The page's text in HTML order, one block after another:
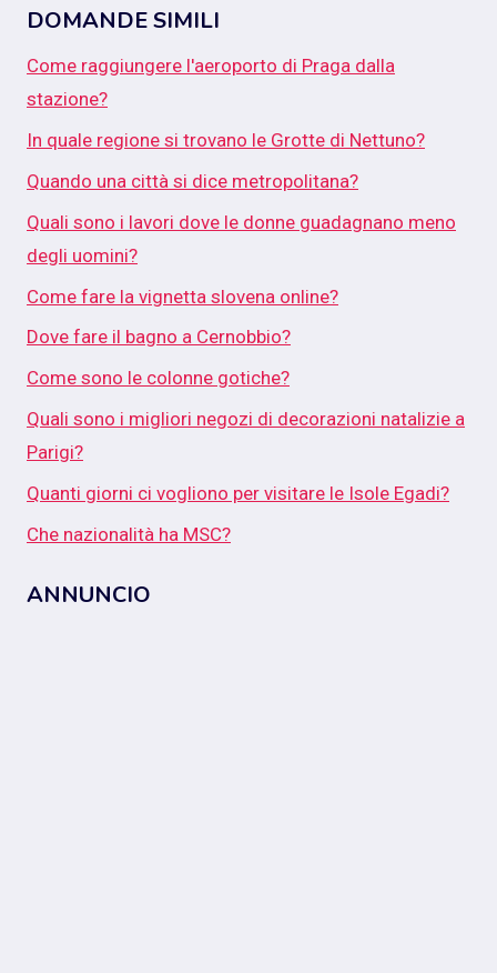
DOMANDE SIMILI
Come raggiungere l'aeroporto di Praga dalla
stazione?
In quale regione si trovano le Grotte di Nettuno?
Quando una città si dice metropolitana?
Quali sono i lavori dove le donne guadagnano meno
degli uomini?
Come fare la vignetta slovena online?
Dove fare il bagno a Cernobbio?
Come sono le colonne gotiche?
Quali sono i migliori negozi di decorazioni natalizie a
Parigi?
Quanti giorni ci vogliono per visitare le Isole Egadi?
Che nazionalità ha MSC?
ANNUNCIO